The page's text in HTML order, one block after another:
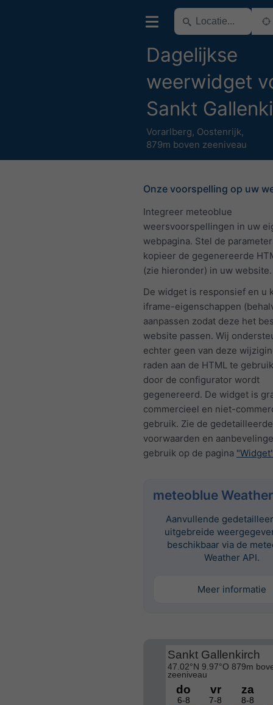
Dagelijkse
weerwidget
Sankt
Vorarlberg, Oostenrijk,
879m boven zeeniveau
Onze voorspelling op uw
Integreer meteoblue
weersvoorspellingen in uw
webpagina. Stel de
kopieer de gegenereerde
(zie hieronder) in uw website.
De widget is responsief en u
iframe-eigenschappen
aanpassen zodat deze het
website passen. Wij
echter geen van deze
raden aan de HTML te
door de configurator wordt
gegenereerd. De widget is
commercieel en niet-
gebruik. Zie de gedetailleerde
voorwaarden en
gebruik op de pagina "Widget"
meteoblue
Aanvullende
uitgebreide
beschikbaar via de
Weather API.
Meer informatie